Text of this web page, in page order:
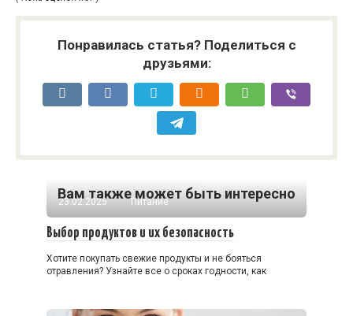
Понравилась статья? Поделиться с
друзьями:
Вам также может быть интересно
23.02.2025 Питание
Выбор продуктов и их безопасность
Хотите покупать свежие продукты и не бояться
отравления? Узнайте все о сроках годности, как